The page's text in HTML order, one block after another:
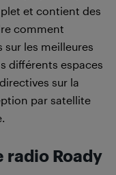
et contient des
comment
sur les meilleures
différents espaces
sur la
par satellite
Roady